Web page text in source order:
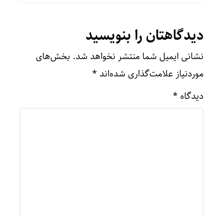
دیدگاهتان را بنویسید
نشانی ایمیل شما منتشر نخواهد شد. بخش‌های
موردنیاز علامت‌گذاری شده‌اند *
دیدگاه *